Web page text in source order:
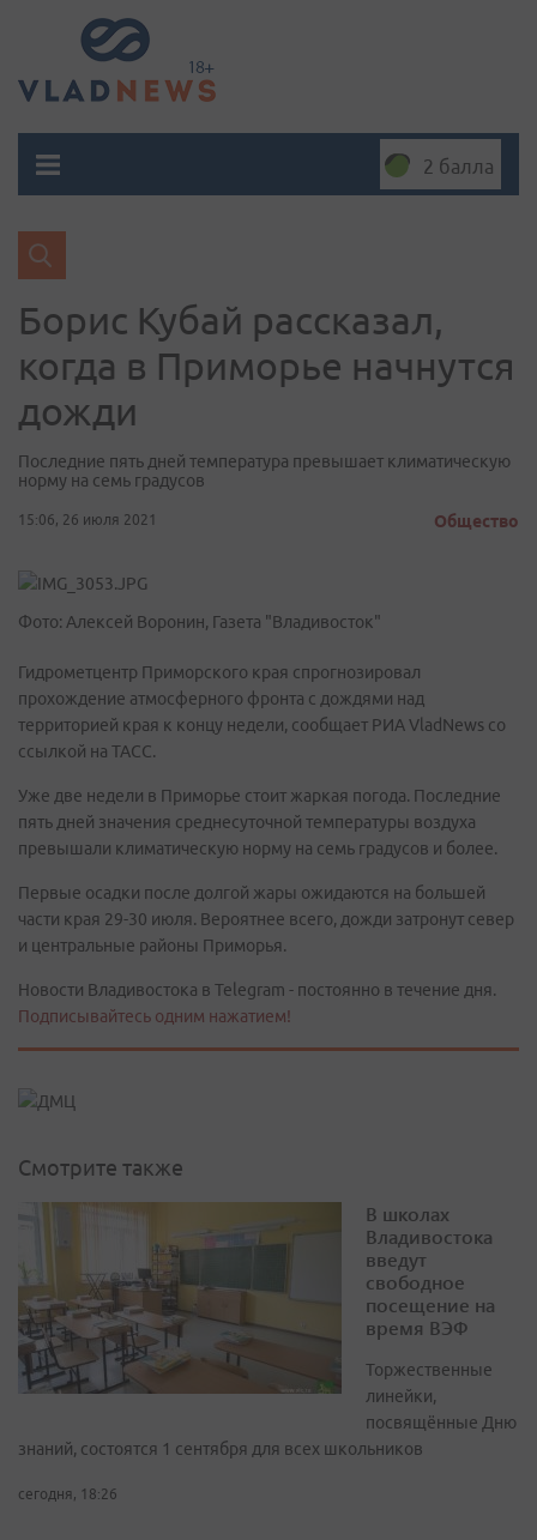
2 балла
Борис Кубай рассказал,
когда в Приморье начнутся
дожди
Последние пять дней температура превышает климатическую
норму на семь градусов
15:06, 26 июля 2021 Общество
Фото: Алексей Воронин, Газета "Владивосток"
Гидрометцентр Приморского края спрогнозировал
прохождение атмосферного фронта с дождями над
территорией края к концу недели, сообщает РИА VladNews со
ссылкой на ТАСС.
Уже две недели в Приморье стоит жаркая погода. Последние
пять дней значения среднесуточной температуры воздуха
превышали климатическую норму на семь градусов и более.
Первые осадки после долгой жары ожидаются на большей
части края 29-30 июля. Вероятнее всего, дожди затронут север
и центральные районы Приморья.
Новости Владивостока в Telegram - постоянно в течение дня.
Подписывайтесь одним нажатием!
Смотрите также
В школах
Владивостока
введут
свободное
посещение на
время ВЭФ
Торжественные
линейки,
посвящённые Дню
знаний, состоятся 1 сентября для всех школьников
сегодня, 18:26